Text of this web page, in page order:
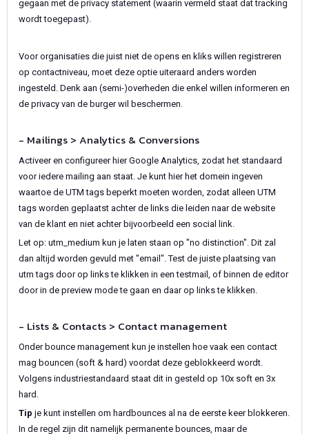
gegaan met de privacy statement (waarin vermeld staat dat tracking
wordt toegepast).
Voor organisaties die juist niet de opens en kliks willen registreren
op contactniveau, moet deze optie uiteraard anders worden
ingesteld. Denk aan (semi-)overheden die enkel willen informeren en
de privacy van de burger wil beschermen.
- Mailings > Analytics & Conversions
Activeer en configureer hier Google Analytics, zodat het standaard
voor iedere mailing aan staat. Je kunt hier het domein ingeven
waartoe de UTM tags beperkt moeten worden, zodat alleen UTM
tags worden geplaatst achter de links die leiden naar de website
van de klant en niet achter bijvoorbeeld een social link.
Let op: utm_medium kun je laten staan op "no distinction". Dit zal
dan altijd worden gevuld met "email". Test de juiste plaatsing van
utm tags door op links te klikken in een testmail, of binnen de editor
door in de preview mode te gaan en daar op links te klikken.
- Lists & Contacts > Contact management
Onder bounce management kun je instellen hoe vaak een contact
mag bouncen (soft & hard) voordat deze geblokkeerd wordt.
Volgens industriestandaard staat dit in gesteld op 10x soft en 3x
hard.
Tip je kunt instellen om hardbounces al na de eerste keer blokkeren.
In de regel zijn dit namelijk permanente bounces, maar de